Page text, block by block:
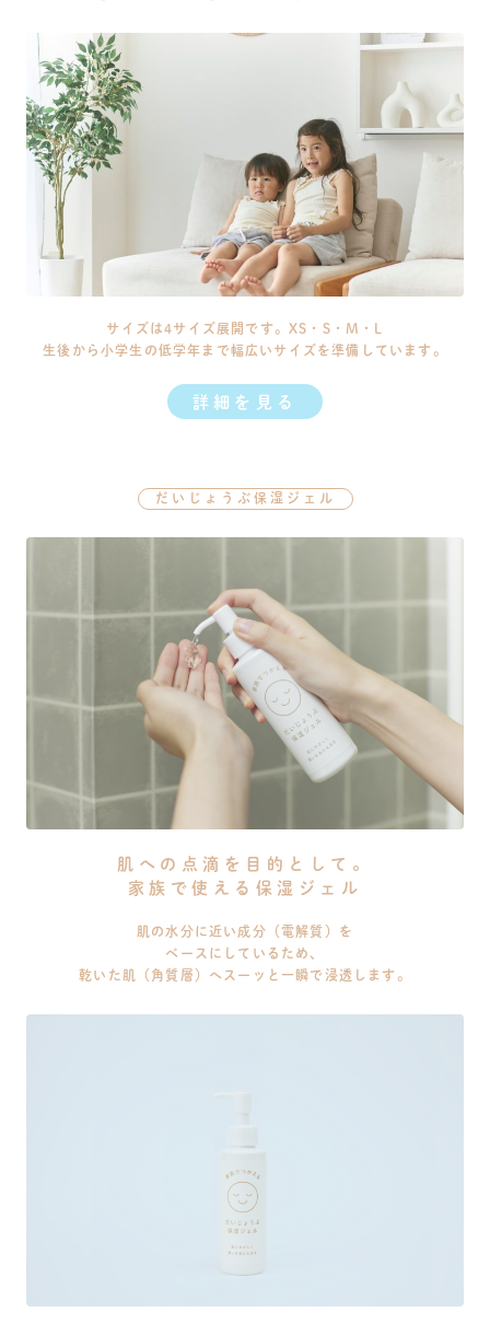
サイズは4サイズ展開です。XS・S・M・L
生後から小学生の低学年まで幅広いサイズを準備しています。
詳細を見る
だいじょうぶ保湿ジェル
肌への点滴を目的として。
家族で使える保湿ジェル
肌の水分に近い成分（電解質）を
ベースにしているため、
乾いた肌（角質層）へスーッと一瞬で浸透します。